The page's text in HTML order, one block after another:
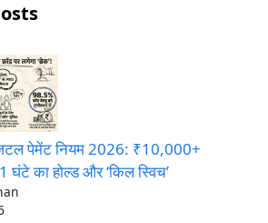
पेमेंट नियम 2026: ₹10,000+
घंटे का होल्ड और ‘किल स्विच’